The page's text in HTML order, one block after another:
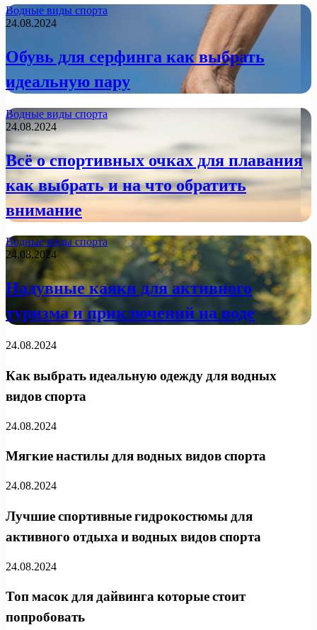
Водные виды спорта
24.08.2024
Обувь для серфинга как выбрать
идеальную пару
Водные виды спорта
24.08.2024
Всё о спортивных очках для плавания
как выбрать и на что обратить
внимание
Водные виды спорта
24.08.2024
Надувные каяки для активного
туризма и приключений на воде
24.08.2024
Как выбрать идеальную одежду для водных
видов спорта
24.08.2024
Мягкие настилы для водных видов спорта
24.08.2024
Лучшие спортивные гидрокостюмы для
активного отдыха и водных видов спорта
24.08.2024
Топ масок для дайвинга которые стоит
попробовать